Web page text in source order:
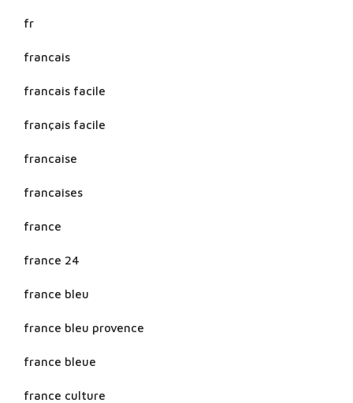
fr
francais
francais facile
français facile
francaise
francaises
france
france 24
france bleu
france bleu provence
france bleue
france culture